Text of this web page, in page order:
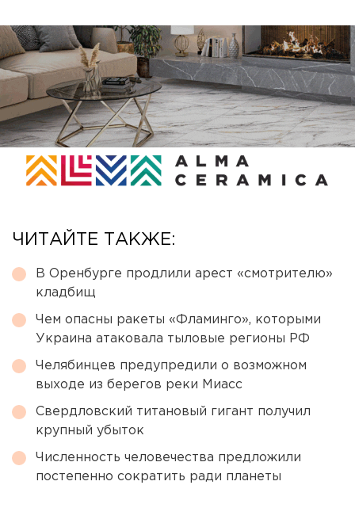
ЧИТАЙТЕ ТАКЖЕ:
В Оренбурге продлили арест «смотрителю»
кладбищ
Чем опасны ракеты «Фламинго», которыми
Украина атаковала тыловые регионы РФ
Челябинцев предупредили о возможном
выходе из берегов реки Миасс
Свердловский титановый гигант получил
крупный убыток
Численность человечества предложили
постепенно сократить ради планеты